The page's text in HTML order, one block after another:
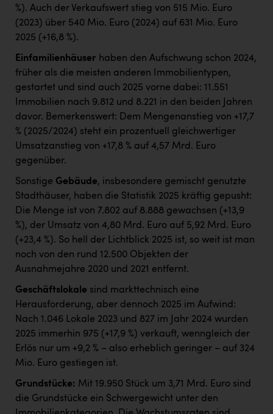
%). Auch der Verkaufswert stieg von 515 Mio. Euro
(2023) über 540 Mio. Euro (2024) auf 631 Mio. Euro
2025 (+16,8 %).
Einfamilienhäuser haben den Aufschwung schon 2024,
früher als die meisten anderen Immobilientypen,
gestartet und sind auch 2025 vorne dabei: 11.551
Immobilien nach 9.812 und 8.221 in den beiden Jahren
davor. Bemerkenswert: Dem Mengenanstieg von +17,7
% (2025/2024) steht ein prozentuell gleichwertiger
Umsatzanstieg von +17,8 % auf 4,57 Mrd. Euro
gegenüber.
Sonstige Gebäude, insbesondere gemischt genutzte
Stadthäuser, haben die Statistik 2025 kräftig gepusht:
Die Menge ist von 7.802 auf 8.888 gewachsen (+13,9
%), der Umsatz von 4,80 Mrd. Euro auf 5,92 Mrd. Euro
(+23,4 %). So hell der Lichtblick 2025 ist, so weit ist man
noch von den rund 12.500 Objekten der
Ausnahmejahre 2020 und 2021 entfernt.
Geschäftslokale sind markttechnisch eine
Herausforderung, aber dennoch 2025 im Aufwind:
Nach 1.046 Lokale 2023 und 827 im Jahr 2024 wurden
2025 immerhin 975 (+17,9 %) verkauft, wenngleich der
Erlös nur um +9,2 % – also erheblich geringer – auf 324
Mio. Euro gestiegen ist.
Grundstücke: Mit 19.950 Stück um 3,71 Mrd. Euro sind
die Grundstücke ein Schwergewicht unter den